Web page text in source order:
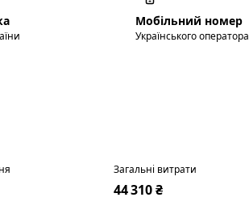
Мобільний номер
Українського оператора
Загальні витрати
44 310 ₴